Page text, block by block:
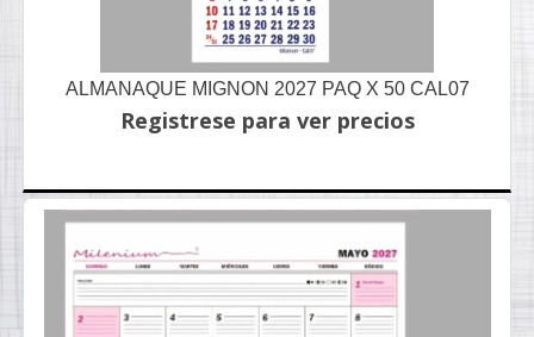
ALMANAQUE MIGNON 2027 PAQ X 50 CAL07
Registrese para ver precios